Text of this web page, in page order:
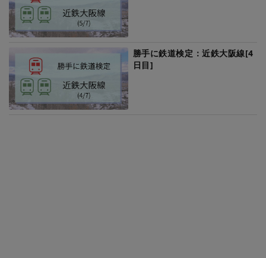
勝手に鉄道検定：近鉄大阪線[4
日目]